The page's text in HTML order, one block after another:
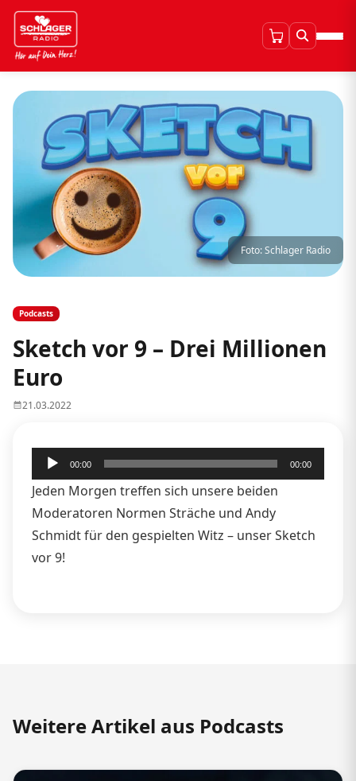
Foto: Schlager Radio
Podcasts
Sketch vor 9 – Drei Millionen
Euro
21.03.2022
Audio-
Player
00:00 00:00
Jeden Morgen treffen sich unsere beiden
Moderatoren Normen Sträche und Andy
Schmidt für den gespielten Witz – unser Sketch
vor 9!
Weitere Artikel aus Podcasts